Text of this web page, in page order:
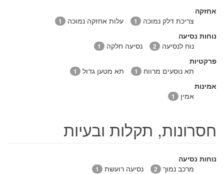
אחזקה
צריכת דלק נמוכה
1 עלות אחזקה נמוכה 1
נוחות נסיעה
נוח לנסיעה
2 נסיעה חלקה 1
פרקטיות
תא נוסעים מרווח
1 תא מטען גדול 1
אמינות
אמין
1
חסרונות, תקלות ובעיות
נוחות נסיעה
מרכב נמוך
2 נסיעה רועשת 1